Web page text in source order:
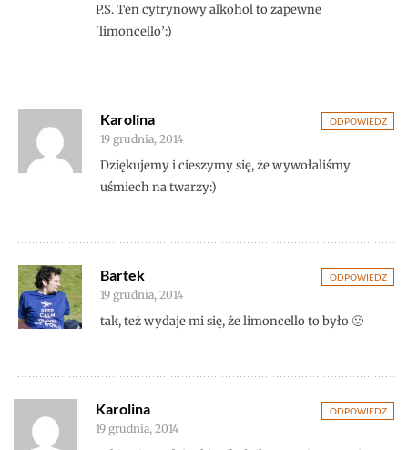
P.S. Ten cytrynowy alkohol to zapewne
'limoncello’:)
ODPOWIEDZ
Karolina
19 grudnia, 2014
Dziękujemy i cieszymy się, że wywołaliśmy
uśmiech na twarzy:)
ODPOWIEDZ
Bartek
19 grudnia, 2014
tak, też wydaje mi się, że limoncello to było 🙂
ODPOWIEDZ
Karolina
19 grudnia, 2014